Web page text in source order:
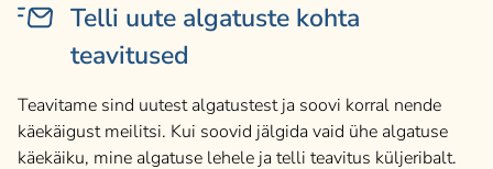
Telli uute algatuste kohta
teavitused
Teavitame sind uutest algatustest ja soovi korral nende
käekäigust meilitsi. Kui soovid jälgida vaid ühe algatuse
käekäiku, mine algatuse lehele ja telli teavitus küljeribalt.